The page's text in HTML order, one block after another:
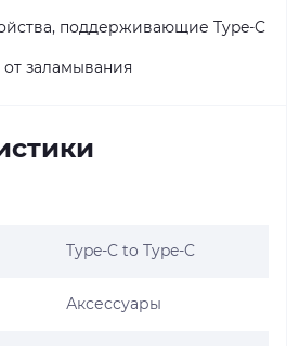
поддерживающие Type-C
заламывания
Type-C to Type-C
Аксессуары